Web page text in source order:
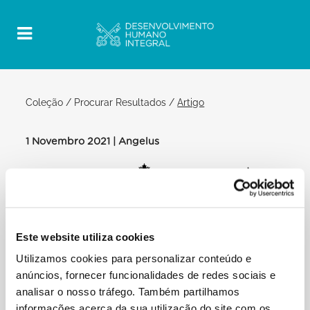
Este website utiliza cookies
Utilizamos cookies para personalizar conteúdo e
anúncios, fornecer funcionalidades de redes sociais e
analisar o nosso tráfego. Também partilhamos
Coleção / Procurar Resultados /Artigo
1 Novembro 2021 | Angelus
Depois do Angelus
Amados irmãos e irmãs
Amanhã de manhã irei ao Cemitério Militar Francês